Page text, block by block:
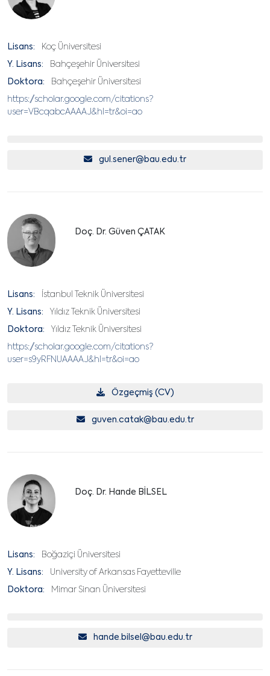
Lisans: Koç Üniversitesi
Y. Lisans: Bahçeşehir Üniversitesi
Doktora: Bahçeşehir Üniversitesi
https://scholar.google.com/citations?
user=VBcqabcAAAAJ&hl=tr&oi=ao
gul.sener@bau.edu.tr
Doç. Dr. Güven ÇATAK
Lisans: İstanbul Teknik Üniversitesi
Y. Lisans: Yıldız Teknik Üniversitesi
Doktora: Yıldız Teknik Üniversitesi
https://scholar.google.com/citations?
user=s9yRFNUAAAAJ&hl=tr&oi=ao
Özgeçmiş (CV)
guven.catak@bau.edu.tr
Doç. Dr. Hande BİLSEL
Lisans: Boğaziçi Üniversitesi
Y. Lisans: University of Arkansas Fayetteville
Doktora: Mimar Sinan Üniversitesi
hande.bilsel@bau.edu.tr